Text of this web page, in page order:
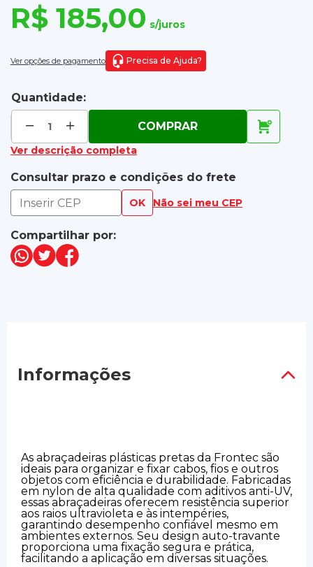
R$ 185,00 s/juros
Ver opções de pagamento Precisa de Ajuda?
Quantidade:
COMPRAR
Ver descrição completa
Consultar prazo e condições do frete
OK Não sei meu CEP
Compartilhar por:
Informações
As abraçadeiras plásticas pretas da Frontec são
ideais para organizar e fixar cabos, fios e outros
objetos com eficiência e durabilidade. Fabricadas
em nylon de alta qualidade com aditivos anti-UV,
essas abraçadeiras oferecem resistência superior
aos raios ultravioleta e às intempéries,
garantindo desempenho confiável mesmo em
ambientes externos. Seu design auto-travante
proporciona uma fixação segura e prática,
facilitando a aplicação em diversas situações.